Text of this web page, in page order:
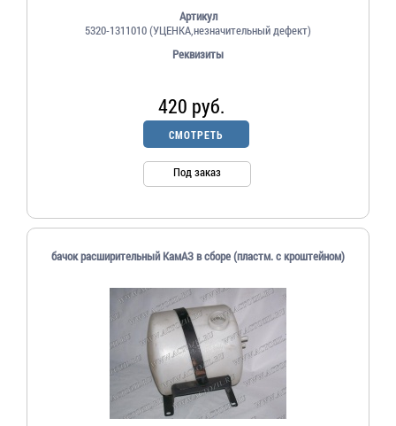
Артикул
5320-1311010 (УЦЕНКА,незначительный дефект)
Реквизиты
420 руб.
СМОТРЕТЬ
Под заказ
бачок расширительный КамАЗ в сборе (пластм. с кроштейном)